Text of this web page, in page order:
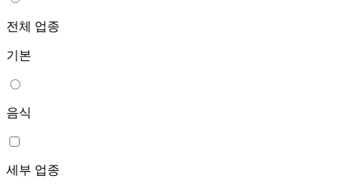
전체 업종
기본
음식
세부 업종